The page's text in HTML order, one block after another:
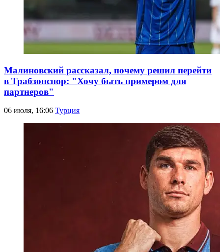
Малиновский рассказал, почему решил перейти
в Трабзонспор: "Хочу быть примером для
партнеров"
06 июля, 16:06 Турция